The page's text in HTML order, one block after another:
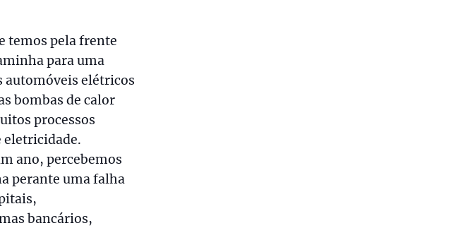
temos pela frente
para uma
automóveis elétricos
bombas de calor
processos
eletricidade.
ano, percebemos
perante uma falha
bancários,